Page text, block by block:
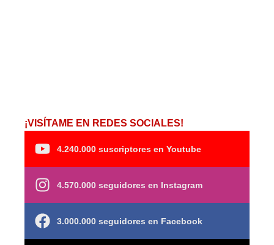
¡VISÍTAME EN REDES SOCIALES!
4.240.000 suscriptores en Youtube
4.570.000 seguidores en Instagram
3.000.000 seguidores en Facebook